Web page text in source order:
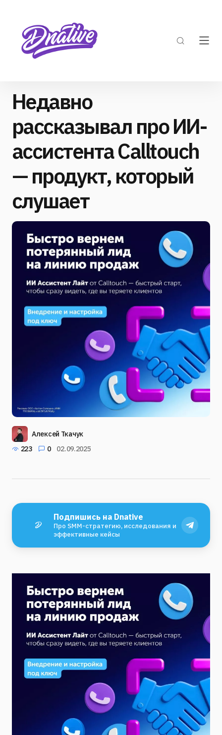
Недавно
рассказывал про ИИ-
ассистента Calltouch
— продукт, который
слушает
Алексей Ткачук
223
0 02.09.2025
Подпишись на Dnative
Про SMM-стратегию, исследования и
эффективные кейсы